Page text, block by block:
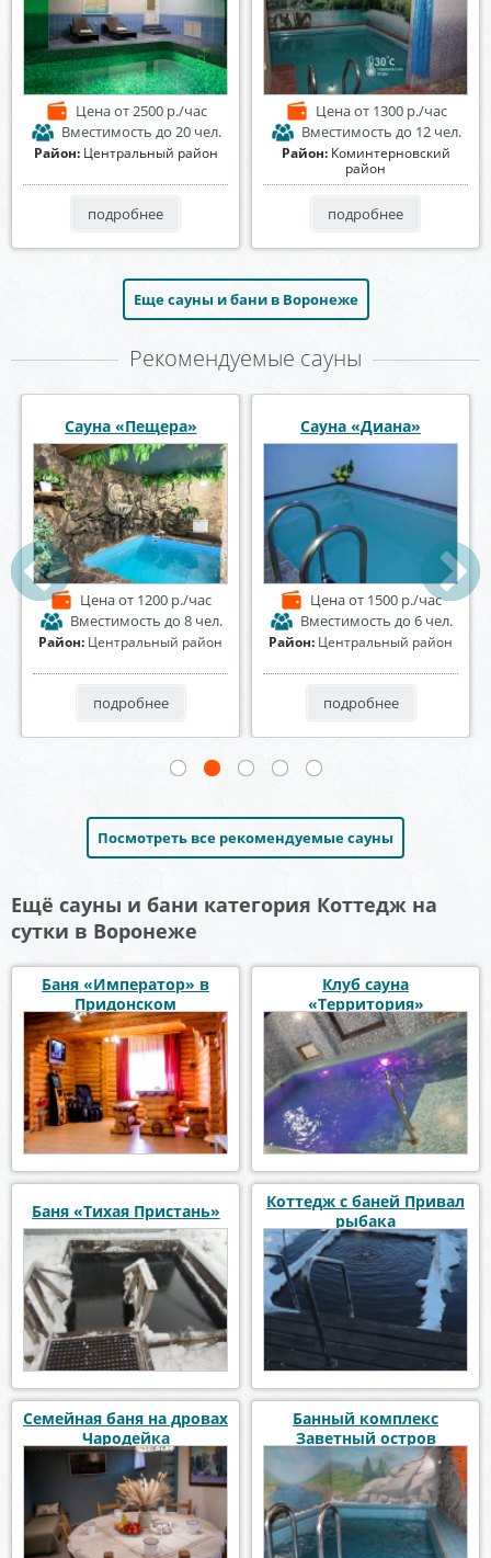
Ценаот 2500 р./час
Вместимость до 20 чел.
Район: Центральный район
подробнее
Ценаот 1300 р./час
Вместимость до 12 чел.
Район: Коминтерновский
район
подробнее
Еще сауны и бани в Воронеже
Рекомендуемые сауны
Баня на Алексеевского
Ценаот 1400 р./час
Вместимость до 7 чел.
Район: Центральный район
подробнее
Сауна «Афалина»
Ценаот 1300 р./час
Вместимость до 15 чел.
Район:Ленинский район
подробнее
Посмотреть все рекомендуемые сауны
Ещё сауны и бани категория Коттедж на
сутки в Воронеже
Баня «Император» в
Придонском
Клуб сауна
«Территория»
Баня «Тихая Пристань»
Коттедж с баней Привал
рыбака
Семейная баня на дровах
Чародейка
Банный комплекс
Заветный остров